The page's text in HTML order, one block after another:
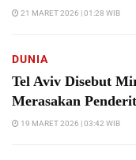
21 MARET 2026 | 01:28 WIB
DUNIA
Tel Aviv Disebut
Merasakan
19 MARET 2026 | 03:42 WIB